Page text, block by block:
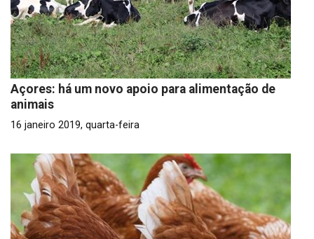
Açores: há um novo apoio para alimentação de
animais
16 janeiro 2019, quarta-feira